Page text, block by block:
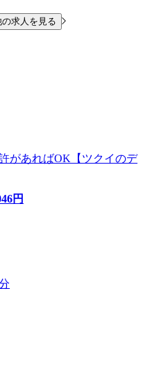
求人を見る
があればOK【ツクイのデ
円